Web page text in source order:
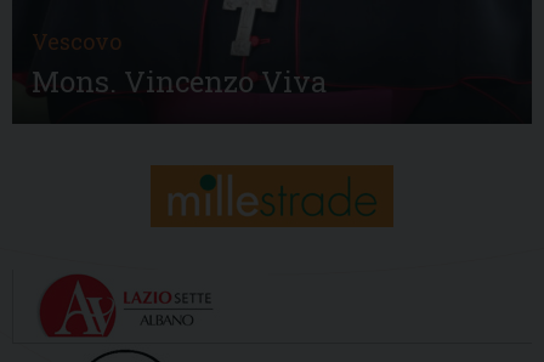
Vescovo
Mons. Vincenzo Viva